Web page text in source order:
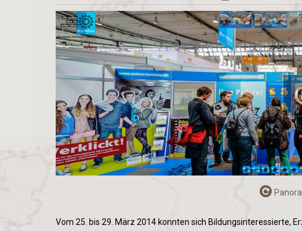
Vom 25. bis 29. März 2014 konnten sich Bildungsinteressierte,